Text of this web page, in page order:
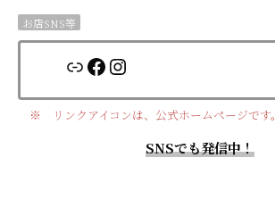
お店SNS等
リンクFacebook Instagram
※ リンクアイコンは、公式ホームページです。
SNSでも発信中！